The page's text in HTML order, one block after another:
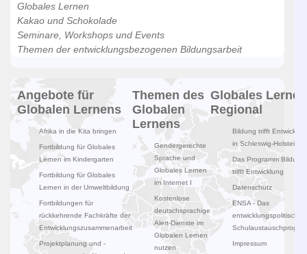
Globales Lernen
Kakao und Schokolade
Seminare, Workshops und Events
Themen der entwicklungsbezogenen Bildungsarbeit
Angebote für
Globalen Lernens
Afrika in die Kita bringen
Fortbildung für Globales
Lernen im Kindergarten
Fortbildung für Globales
Lernen in der Umweltbildung
Fortbildungen für
rückkehrende Fachkräfte der
Entwicklungszusammenarbeit
Projektplanung und -
Themen des
Globalen
Lernens
Gendergerechte
Sprache und
Globales Lernen
im Internet I
Kostenlose
deutschsprachige
Alert-Dienste im
Globalen Lernen
nutzen
Globales Lernen
Regional
Bildung trifft
in Schleswig-Holstein
Das Programm Bildung
trifft Entwicklung
Datenschutz
ENSA - Das
entwicklungspolitische
Impressum